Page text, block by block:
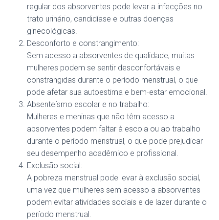
regular dos absorventes pode levar a infecções no
trato urinário, candidíase e outras doenças
ginecológicas.
Desconforto e constrangimento:
Sem acesso a absorventes de qualidade, muitas
mulheres podem se sentir desconfortáveis e
constrangidas durante o período menstrual, o que
pode afetar sua autoestima e bem-estar emocional.
Absenteísmo escolar e no trabalho:
Mulheres e meninas que não têm acesso a
absorventes podem faltar à escola ou ao trabalho
durante o período menstrual, o que pode prejudicar
seu desempenho acadêmico e profissional.
Exclusão social:
A pobreza menstrual pode levar à exclusão social,
uma vez que mulheres sem acesso a absorventes
podem evitar atividades sociais e de lazer durante o
período menstrual.